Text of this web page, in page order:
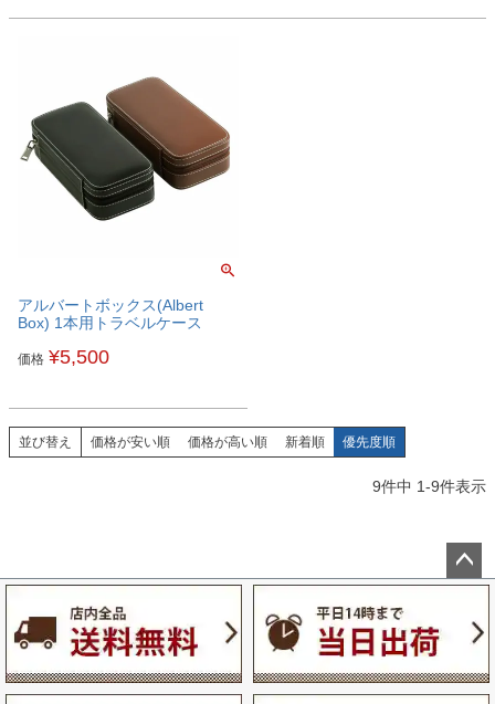
アルバートボックス(Albert
Box) 1本用トラベルケース
価格 ¥5,500
並び替え 価格が安い順 価格が高い順 新着順 優先度順
9件中 1-9件表示
ペー
ップ